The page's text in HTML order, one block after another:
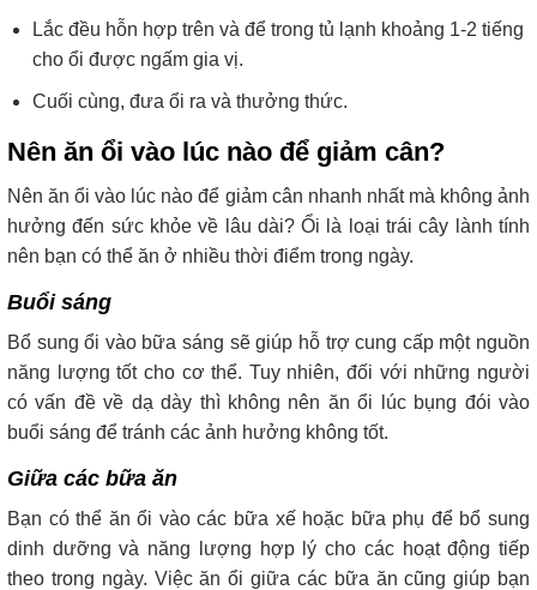
Lắc đều hỗn hợp trên và để trong tủ lạnh khoảng 1-2 tiếng
cho ổi được ngấm gia vị.
Cuối cùng, đưa ổi ra và thưởng thức.
Nên ăn ổi vào lúc nào để giảm cân?
Nên ăn ổi vào lúc nào để giảm cân nhanh nhất mà không ảnh
hưởng đến sức khỏe về lâu dài? Ổi là loại trái cây lành tính
nên bạn có thể ăn ở nhiều thời điểm trong ngày.
Buổi sáng
Bổ sung ổi vào bữa sáng sẽ giúp hỗ trợ cung cấp một nguồn
năng lượng tốt cho cơ thể. Tuy nhiên, đối với những người
có vấn đề về dạ dày thì không nên ăn ổi lúc bụng đói vào
buổi sáng để tránh các ảnh hưởng không tốt.
Giữa các bữa ăn
Bạn có thể ăn ổi vào các bữa xế hoặc bữa phụ để bổ sung
dinh dưỡng và năng lượng hợp lý cho các hoạt động tiếp
theo trong ngày. Việc ăn ổi giữa các bữa ăn cũng giúp bạn